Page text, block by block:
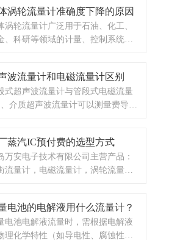
程、能源流量、环境保护工程、交
输等。
涡轮流量计准确度下降的原因
涡轮流量计广泛用于石油、化工、
、科研等领域的计量、控制系统。
波流量计和电磁流量计区别
式超声波流量计与管段式电磁流量
介质超声波流量计可以测量费导电
率高的液体，可以测量强酸强碱。
测量石油制品和有机溶剂等。2、精
1） 单声道超声波流量计精度
蒸汽IC预付费的选型方式
万安电子技术有限公司主营产品：
流量计，电磁流量计，涡轮流量
，水质监测设备，压力仪表等，以
接电气自动化项目。
电池的电解液用什么流量计？
电池电解液流量时，需根据电解液
理化学特性（如导电性、腐蚀性、